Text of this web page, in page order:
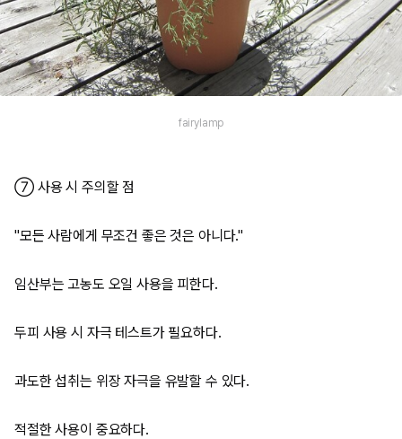
fairylamp
⑦ 사용 시 주의할 점
"모든 사람에게 무조건 좋은 것은 아니다."
임산부는 고농도 오일 사용을 피한다.
두피 사용 시 자극 테스트가 필요하다.
과도한 섭취는 위장 자극을 유발할 수 있다.
적절한 사용이 중요하다.